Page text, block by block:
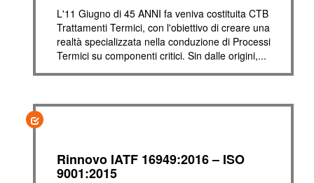
L'11 Giugno di 45 ANNI fa veniva costituita CTB
Trattamenti Termici, con l'obiettivo di creare una
realtà specializzata nella conduzione di Processi
Termici su componenti critici. Sin dalle origini,...
Rinnovo IATF 16949:2016 – ISO
9001:2015